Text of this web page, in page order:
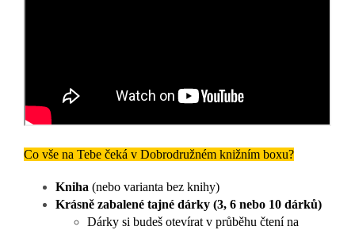
Co vše na Tebe čeká v Dobrodružném knižním boxu?
Kniha (nebo varianta bez knihy)
Krásně zabalené tajné dárky (3, 6 nebo 10 dárků)
Dárky si budeš otevírat v průběhu čtení na